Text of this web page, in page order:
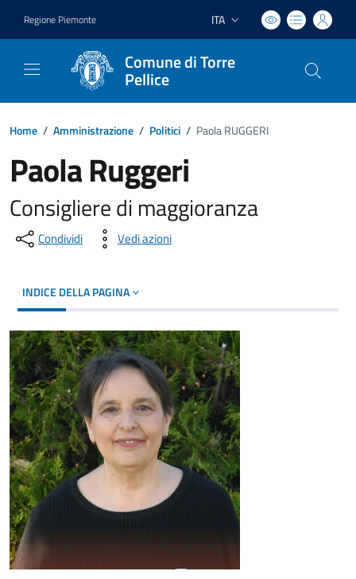
Regione Piemonte Lingua attiva:
ITA
Comune di Torre
Pellice
Home / Amministrazione / Politici / Paola RUGGERI
Paola Ruggeri
Consigliere di maggioranza
Condividi Vedi azioni
INDICE DELLA PAGINA